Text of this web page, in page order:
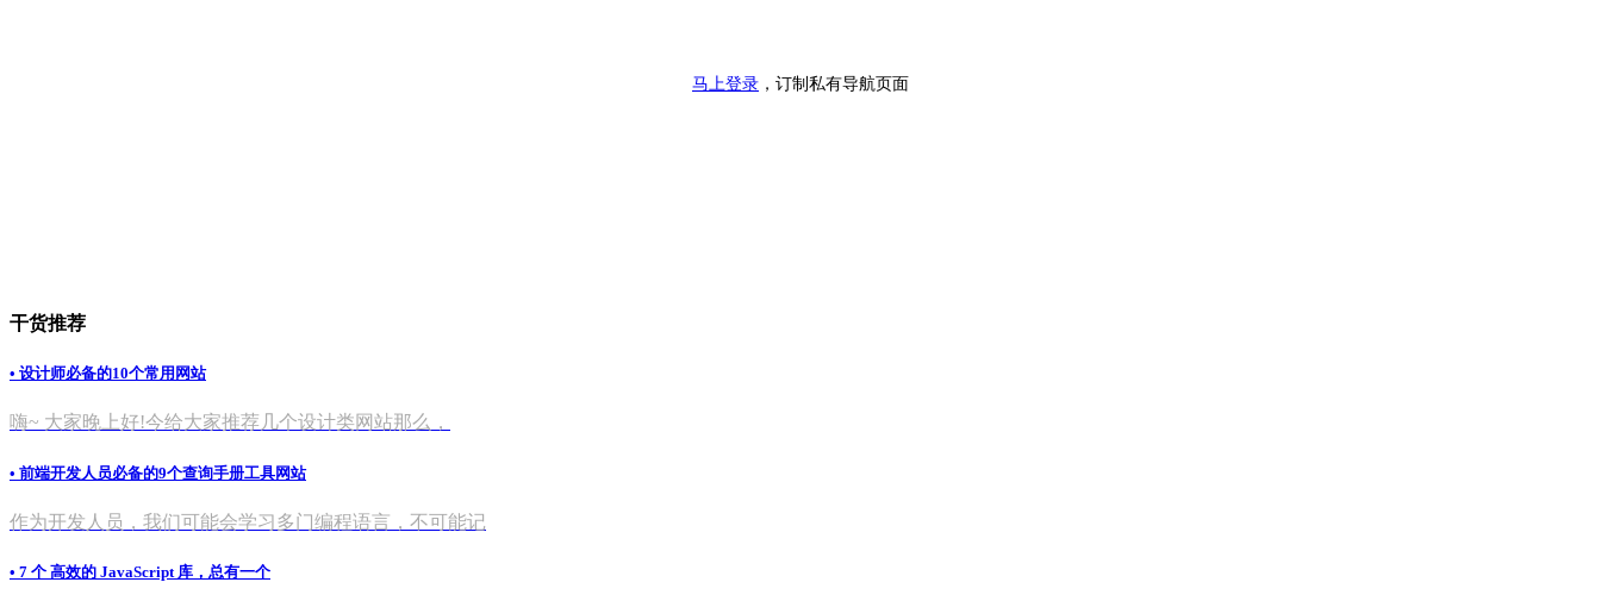
马上登录 ，订制私有导航页面
干货推荐
• 设计师必备的10个常用网站
嗨~ 大家晚上好!今给大家推荐几个设计类网站那么，
• 前端开发人员必备的9个查询手册工具网站
作为开发人员，我们可能会学习多门编程语言，不可能记
• 7 个 高效的 JavaScript 库，总有一个